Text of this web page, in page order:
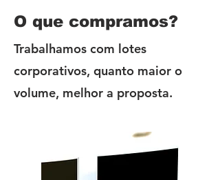
O que compramos?
Trabalhamos com lotes
corporativos, quanto maior o
volume, melhor a proposta.